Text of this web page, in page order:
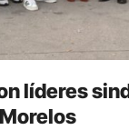
líderes